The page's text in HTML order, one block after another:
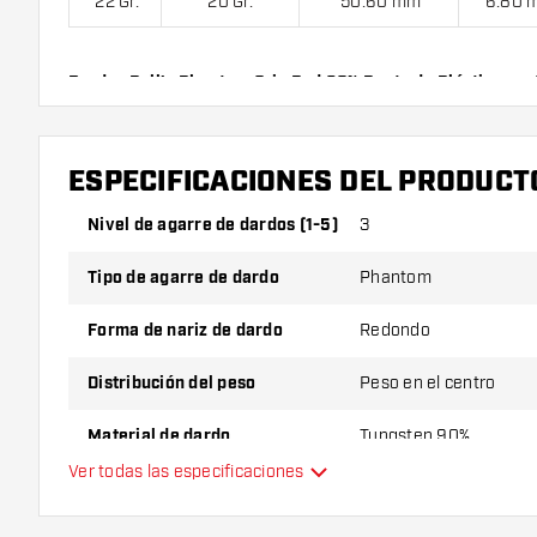
Dardos Bull's Phantom Grip Red 90% Punta de Plástico
cuerpos), 1 juego de cañas (3 cañas) y 1 juego de plumas (3
ESPECIFICACIONES DEL
Nivel de agarre de dardos (1-5) 3
Tipo de agarre de dardo Phantom
Forma de nariz de dardo Redondo
Distribución del peso Peso en el centro
Material de dardo Tungsten 90%
Ver todas las especificaciones